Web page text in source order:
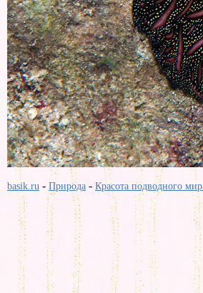
basik.ru - Природа - Красота подводного